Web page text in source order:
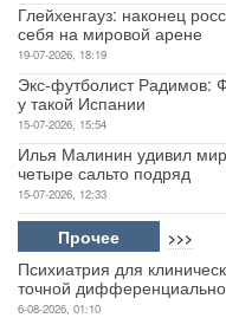
Глейхенгауз: наконец
себя на мировой арене
19-07-2026, 18:19
Экс-футболист Радимов:
у такой Испании
15-07-2026, 15:54
Илья Малинин удивил
четыре сальто подряд
15-07-2026, 12:33
Прочее >>>
Психиатрия для
точной
6-08-2026, 01:10